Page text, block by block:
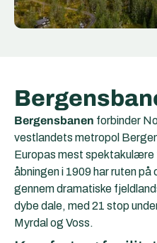
Bergensbanen forbinder
vestlandets metropol
Europas mest
åbningen i 1909 har ruten
gennem dramatiske
dybe dale, med 21 stop
Myrdal og Voss.